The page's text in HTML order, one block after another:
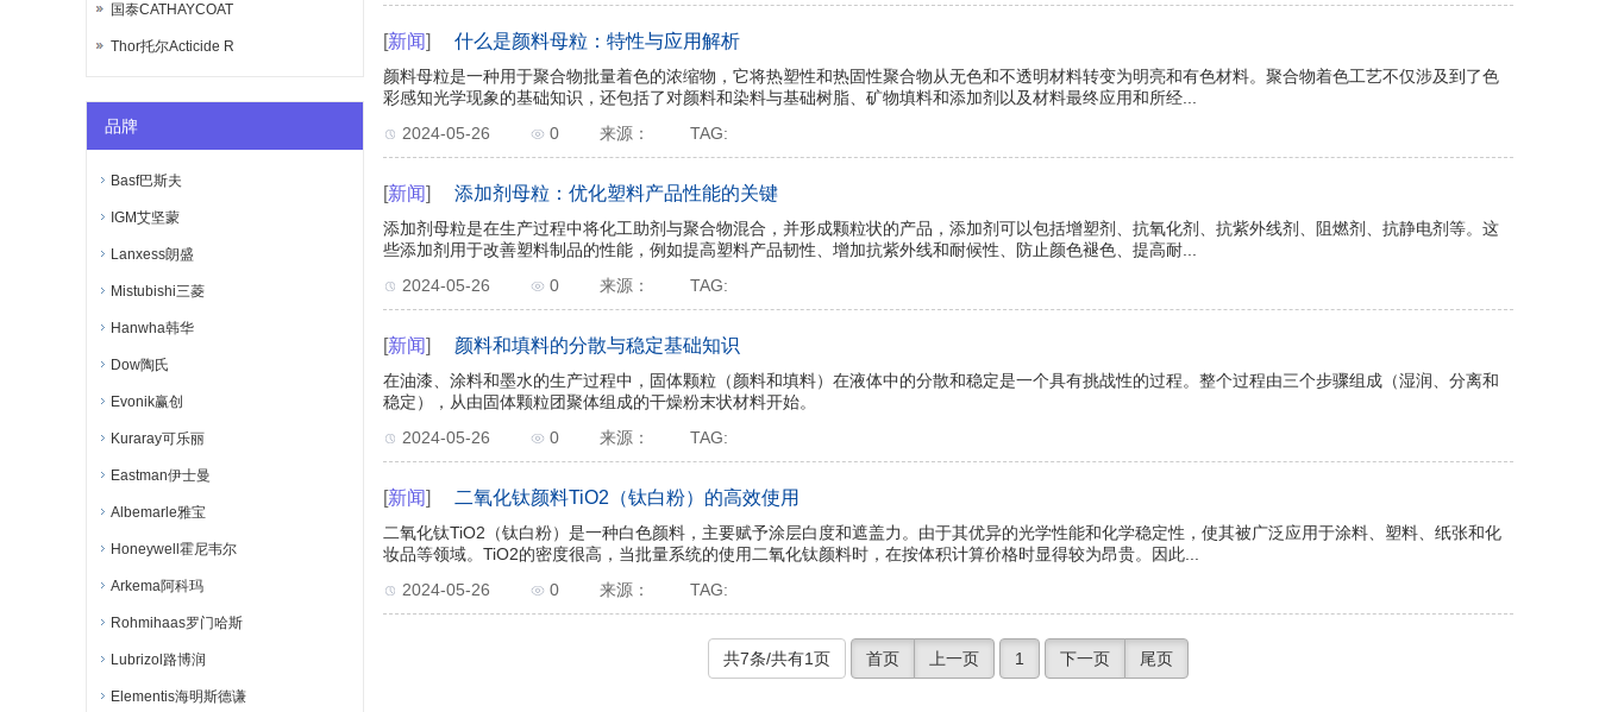
国泰CATHAYCOAT
Thor托尔Acticide R
品牌
Basf巴斯夫
IGM艾坚蒙
Lanxess朗盛
Mistubishi三菱
Hanwha韩华
Dow陶氏
Evonik赢创
Kuraray可乐丽
Eastman伊士曼
Albemarle雅宝
Honeywell霍尼韦尔
Arkema阿科玛
Rohmihaas罗门哈斯
Lubrizol路博润
Elementis海明斯德谦
[新闻] 什么是颜料母粒：特性与应用解析
颜料母粒是一种用于聚合物批量着色的浓缩物，它将热塑性和热固性聚合物从无色和不透明材料转变为明亮和有色材料。聚合物着色工艺不仅涉及到了色
彩感知光学现象的基础知识，还包括了对颜料和染料与基础树脂、矿物填料和添加剂以及材料最终应用和所经...
2024-05-26
0 来源： TAG:
[新闻] 添加剂母粒：优化塑料产品性能的关键
添加剂母粒是在生产过程中将化工助剂与聚合物混合，并形成颗粒状的产品，添加剂可以包括增塑剂、抗氧化剂、抗紫外线剂、阻燃剂、抗静电剂等。这
些添加剂用于改善塑料制品的性能，例如提高塑料产品韧性、增加抗紫外线和耐候性、防止颜色褪色、提高耐...
2024-05-26
0 来源： TAG:
[新闻] 颜料和填料的分散与稳定基础知识
在油漆、涂料和墨水的生产过程中，固体颗粒（颜料和填料）在液体中的分散和稳定是一个具有挑战性的过程。整个过程由三个步骤组成（湿润、分离和
稳定），从由固体颗粒团聚体组成的干燥粉末状材料开始。
2024-05-26
0 来源： TAG:
[新闻] 二氧化钛颜料TiO2（钛白粉）的高效使用
二氧化钛TiO2（钛白粉）是一种白色颜料，主要赋予涂层白度和遮盖力。由于其优异的光学性能和化学稳定性，使其被广泛应用于涂料、塑料、纸张和化
妆品等领域。TiO2的密度很高，当批量系统的使用二氧化钛颜料时，在按体积计算价格时显得较为昂贵。因此...
2024-05-26
0 来源： TAG:
共7条/共有1页 首页 上一页 1 下一页 尾页